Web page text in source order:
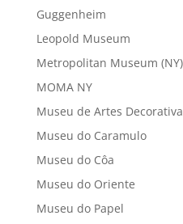
Guggenheim
Leopold Museum
Metropolitan Museum (NY)
MOMA NY
Museu de Artes
Museu do Caramulo
Museu do Côa
Museu do Oriente
Museu do Papel